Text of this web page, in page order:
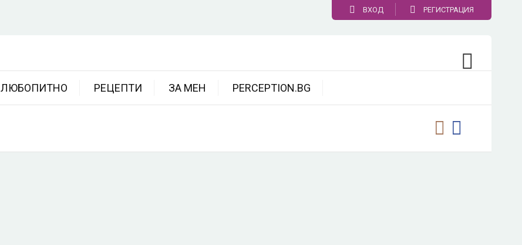
ВХОД РЕГИСТРАЦИЯ
ЛЮБОПИТНО РЕЦЕПТИ ЗА МЕН PERCEPTION.BG